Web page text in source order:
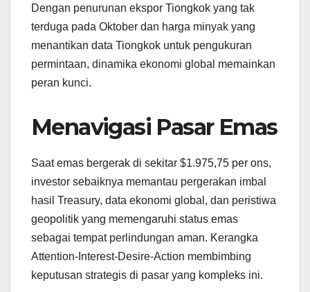
Dengan penurunan ekspor Tiongkok yang tak
terduga pada Oktober dan harga minyak yang
menantikan data Tiongkok untuk pengukuran
permintaan, dinamika ekonomi global memainkan
peran kunci.
Menavigasi Pasar Emas
Saat emas bergerak di sekitar $1.975,75 per ons,
investor sebaiknya memantau pergerakan imbal
hasil Treasury, data ekonomi global, dan peristiwa
geopolitik yang memengaruhi status emas
sebagai tempat perlindungan aman. Kerangka
Attention-Interest-Desire-Action membimbing
keputusan strategis di pasar yang kompleks ini.